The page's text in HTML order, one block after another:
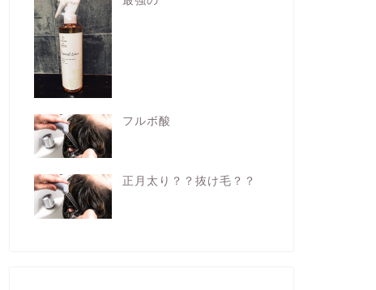
フルボ酸
正月太り？？抜け毛？？